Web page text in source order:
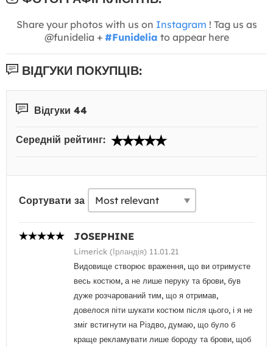
Share your photos with us on Instagram ! Tag us as
@funidelia + #Funidelia to appear here
ВІДГУКИ ПОКУПЦІВ:
Відгуки 44
Середній рейтинг:
Сортувати за
JOSEPHINE
Limerick (Ірландія) 11.01.21
Видовище створює враження, що ви отримуєте
весь костюм, а не лише перуку та брови, був
дуже розчарований тим, що я отримав,
довелося піти шукати костюм після цього, і я не
зміг встигнути на Різдво, думаю, що було б
краще рекламувати лише бороду та брови, щоб